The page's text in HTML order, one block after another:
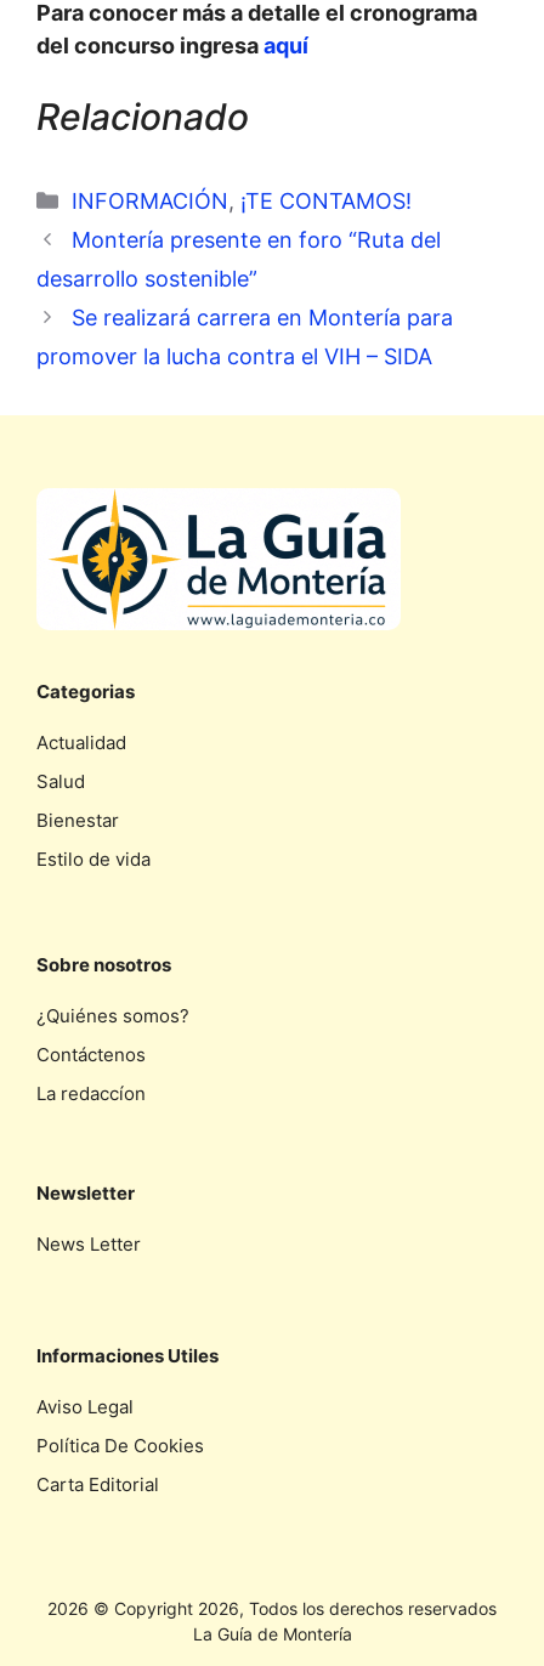
Para conocer más a detalle el cronograma
del concurso ingresaaquí
Relacionado
Categorías
INFORMACIÓN, ¡TE CONTAMOS!
Montería presente en foro “Ruta del
desarrollo sostenible”
Se realizará carrera en Montería para
promover la lucha contra el VIH – SIDA
Categorias
Actualidad
Salud
Bienestar
Estilo de vida
Sobre nosotros
¿Quiénes somos?
Contáctenos
La redaccíon
Newsletter
News Letter
Informaciones Utiles
Aviso Legal
Política De Cookies
Carta Editorial
2026 © Copyright 2026, Todos los derechos reservados
La Guía de Montería